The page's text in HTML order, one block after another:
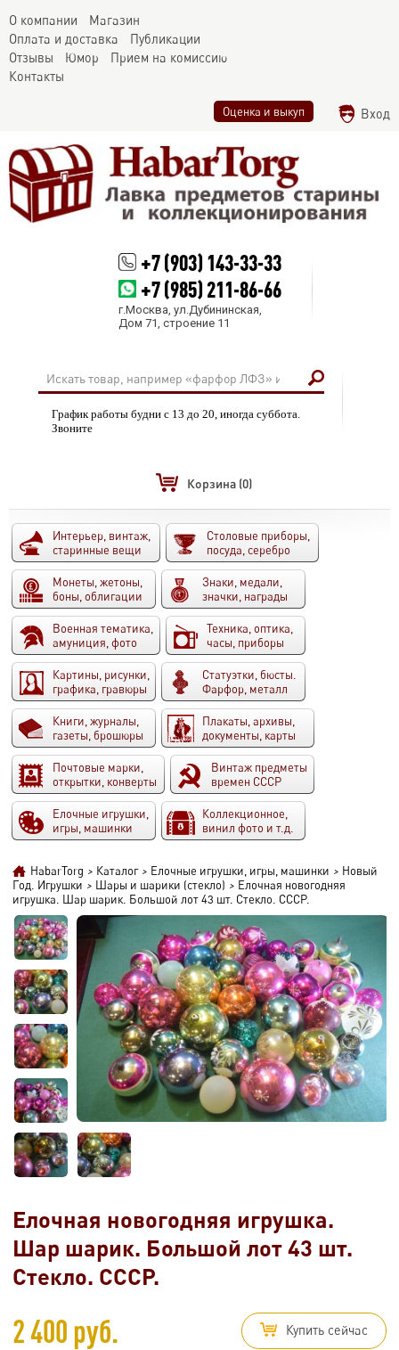
О компании
Магазин
Оплата и доставка
Публикации
Отзывы
Юмор
Прием на комиссию
Контакты
Оценка и выкуп Вход
+7 (903) 143-33-33
+7 (985) 211-86-66
г.Москва, ул.Дубининская,
Дом 71, строение 11
График работы будни с 13 до 20, иногда суббота.
Звоните
Корзина (0)
Интерьер, винтаж,
старинные вещи
Столовые приборы,
посуда, серебро
Монеты, жетоны,
боны, облигации
Знаки, медали,
значки, награды
Военная тематика,
амуниция, фото
Техника, оптика,
часы, приборы
Картины, рисунки,
графика, гравюры
Статуэтки, бюсты.
Фарфор, металл
Книги, журналы,
газеты, брошюры
Плакаты, архивы,
документы, карты
Почтовые марки,
открытки, конверты
Винтаж предметы
времен СССР
Елочные игрушки,
игры, машинки
Коллекционное,
винил фото и т.д.
HabarTorg > Каталог > Елочные игрушки, игры, машинки > Новый
Год. Игрушки > Шары и шарики (стекло) > Елочная новогодняя
игрушка. Шар шарик. Большой лот 43 шт. Стекло. СССР.
Елочная новогодняя игрушка.
Шар шарик. Большой лот 43 шт.
Стекло. СССР.
2 400 руб. Купить сейчас